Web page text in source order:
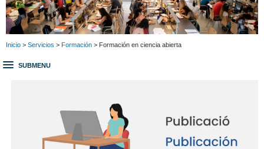
Inicio > Servicios > Formación > Formación en ciencia abierta
SUBMENU